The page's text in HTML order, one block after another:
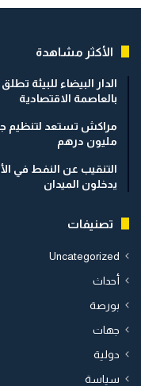
الأكثر مشاهدة
الدار البيضاء للبيئة
بالعاصمة الاقتصادية
مليون درهم
التنقيب عن النفط في
يدخلون الميدان
تصنيفات
Uncategorized
أحداث
بورصة
جهات
دولية
سياسة